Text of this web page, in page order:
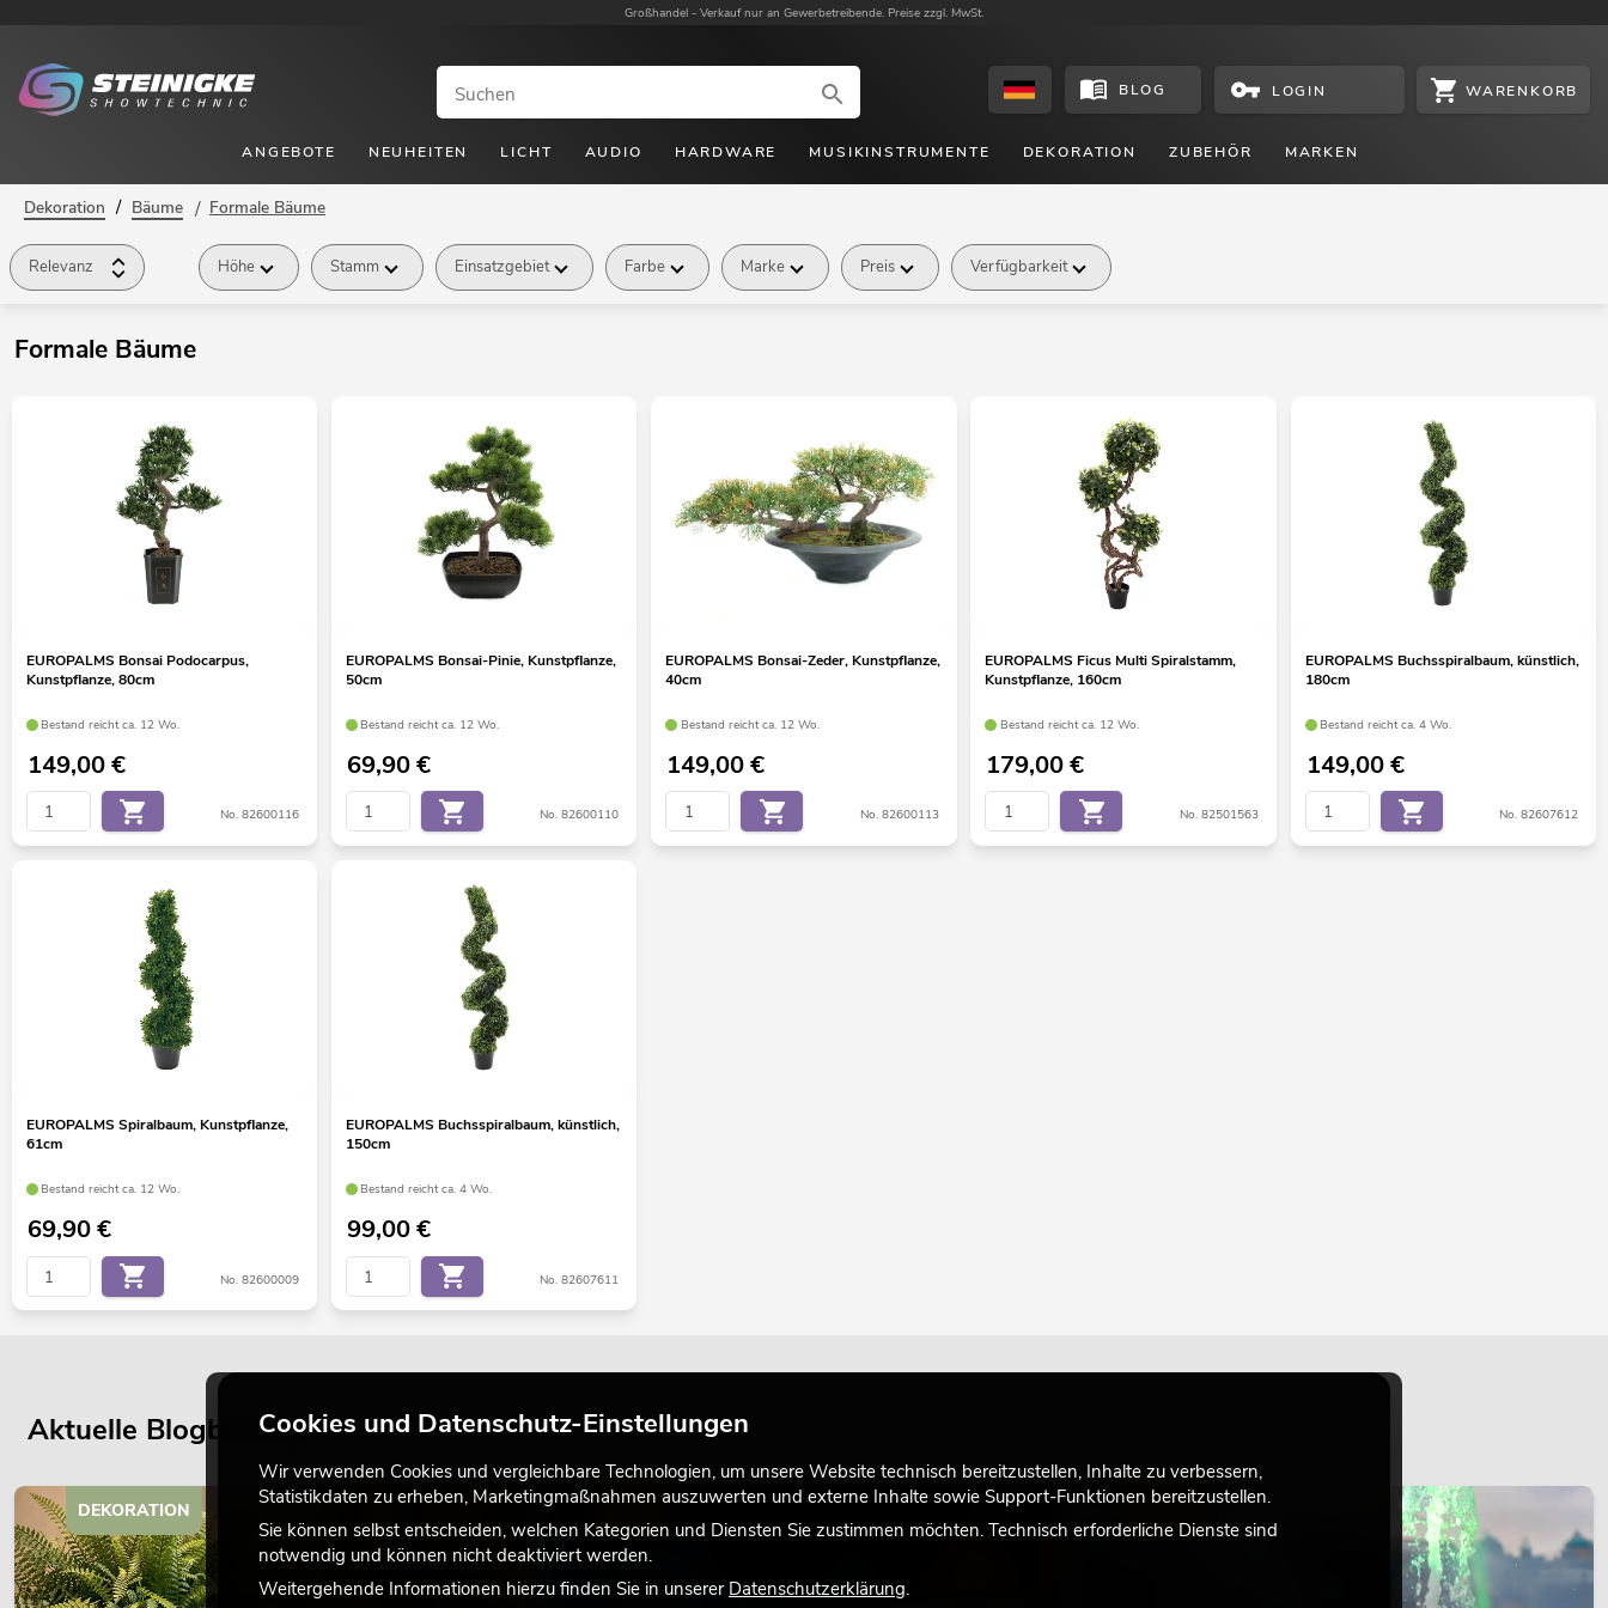
Großhandel - Verkauf nur an Gewerbetreibende. Preise zzgl. MwSt.
BLOG LOGIN WARENKORB
ANGEBOTE NEUHEITEN LICHT AUDIO HARDWARE MUSIKINSTRUMENTE DEKORATION ZUBEHÖR MARKEN
Dekoration / Bäume / Formale Bäume
Relevanz Höhe Stamm Einsatzgebiet Farbe Marke Preis Verfügbarkeit
Formale Bäume
EUROPALMS Bonsai Podocarpus,
Kunstpflanze, 80cm
Bestand reicht ca. 12 Wo.
149,00€
No. 82600116
EUROPALMS Bonsai-Pinie, Kunstpflanze,
50cm
Bestand reicht ca. 12 Wo.
69,90€
No. 82600110
EUROPALMS Bonsai-Zeder, Kunstpflanze,
40cm
Bestand reicht ca. 12 Wo.
149,00€
No. 82600113
EUROPALMS Ficus Multi Spiralstamm,
Kunstpflanze, 160cm
Bestand reicht ca. 12 Wo.
179,00€
No. 82501563
EUROPALMS Buchsspiralbaum, künstlich,
180cm
Bestand reicht ca. 4 Wo.
149,00€
No. 82607612
EUROPALMS Spiralbaum, Kunstpflanze,
61cm
Bestand reicht ca. 12 Wo.
69,90€
No. 82600009
EUROPALMS Buchsspiralbaum, künstlich,
150cm
Bestand reicht ca. 4 Wo.
99,00€
No. 82607611
Aktuelle Blogbeiträge
DEKORATION
Cookies und Datenschutz-Einstellungen
Wir verwenden Cookies und vergleichbare Technologien, um unsere Website technisch bereitzustellen, Inhalte zu verbessern,
Statistikdaten zu erheben, Marketingmaßnahmen auszuwerten und externe Inhalte sowie Support-Funktionen bereitzustellen.
Sie können selbst entscheiden, welchen Kategorien und Diensten Sie zustimmen möchten. Technisch erforderliche Dienste sind
notwendig und können nicht deaktiviert werden.
Weitergehende Informationen hierzu finden Sie in unserer Datenschutzerklärung.